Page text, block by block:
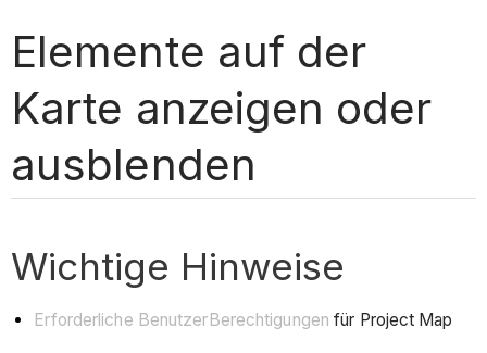
Elemente auf der
Karte anzeigen oder
ausblenden
Wichtige Hinweise
Erforderliche BenutzerBerechtigungen für Project Map